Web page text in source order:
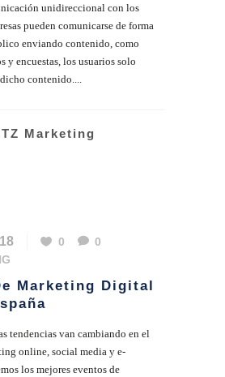
unidireccional con los
pueden comunicarse de forma
enviando contenido, como
y encuestas, los usuarios solo
contenido....
Marketing
0
0
Marketing Digital
tendencias van cambiando en el
online, social media y e-
los mejores eventos de